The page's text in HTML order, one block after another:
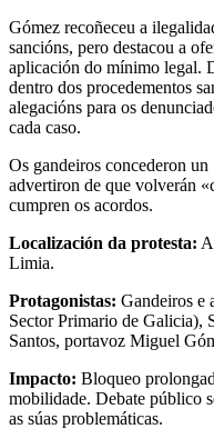
Gómez recoñeceu a
sancións, pero destacou a
aplicación do mínimo legal.
dentro dos procedementos
alegacións para os
cada caso.
Os gandeiros concederon
advertiron de que volverán
cumpren os acordos.
Localización da protesta:
Limia.
Protagonistas: Gandeiros e
Sector Primario de Galicia),
Santos, portavoz Miguel
Impacto: Bloqueo
mobilidade. Debate público
as súas problemáticas.